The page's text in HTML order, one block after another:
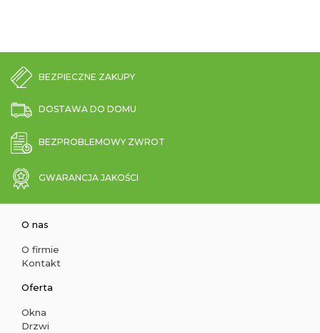
BEZPIECZNE ZAKUPY
DOSTAWA DO DOMU
BEZPROBLEMOWY ZWROT
GWARANCJA JAKOŚCI
O nas
O firmie
Kontakt
Oferta
Okna
Drzwi